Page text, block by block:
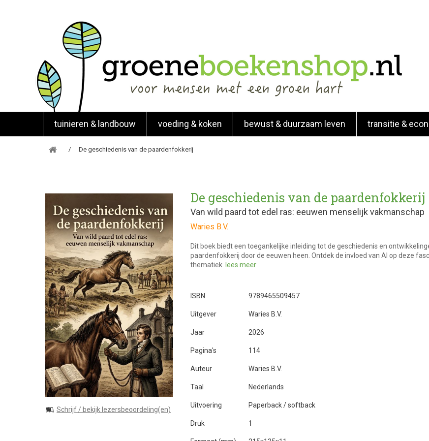
tuinieren & landbouw voeding & koken bewust & duurzaam leven transitie &
De geschiedenis van de paardenfokkerij
Schrijf / bekijk lezersbeoordeling(en)
De geschiedenis van de paardenfokkerij
Van wild paard tot edel ras: eeuwen menselijk vakmanschap
Waries B.V.
Dit boek biedt een toegankelijke inleiding tot de geschiedenis en
paardenfokkerij door de eeuwen heen. Ontdek de invloed van AI op deze
thematiek. lees meer
ISBN 9789465509457
Uitgever Waries B.V.
Jaar 2026
Pagina's 114
Auteur Waries B.V.
Taal Nederlands
Uitvoering Paperback / softback
Druk 1